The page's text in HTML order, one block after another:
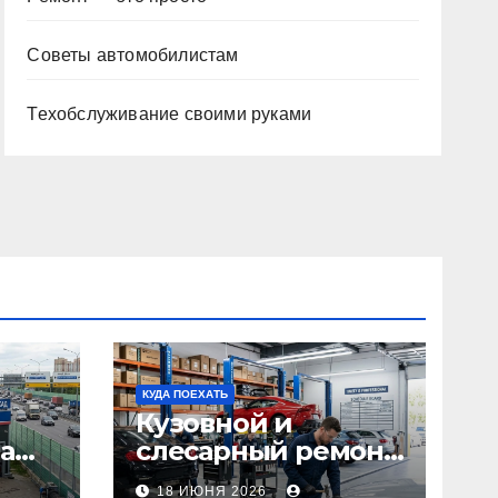
Советы автомобилистам
Техобслуживание своими руками
КУДА ПОЕХАТЬ
Кузовной и
слесарный ремонт
автомобилей:
18 ИЮНЯ 2026